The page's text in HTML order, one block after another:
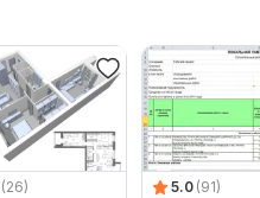
(26)
5.0 (91)